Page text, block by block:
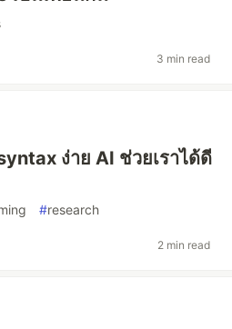
3 min read
ง่าย AI ช่วยเราได้ดี
#research
2 min read